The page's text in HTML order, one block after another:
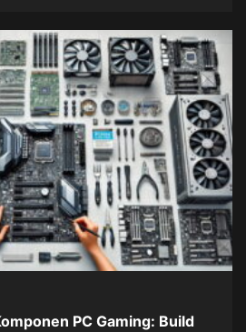
PC Gaming: Build